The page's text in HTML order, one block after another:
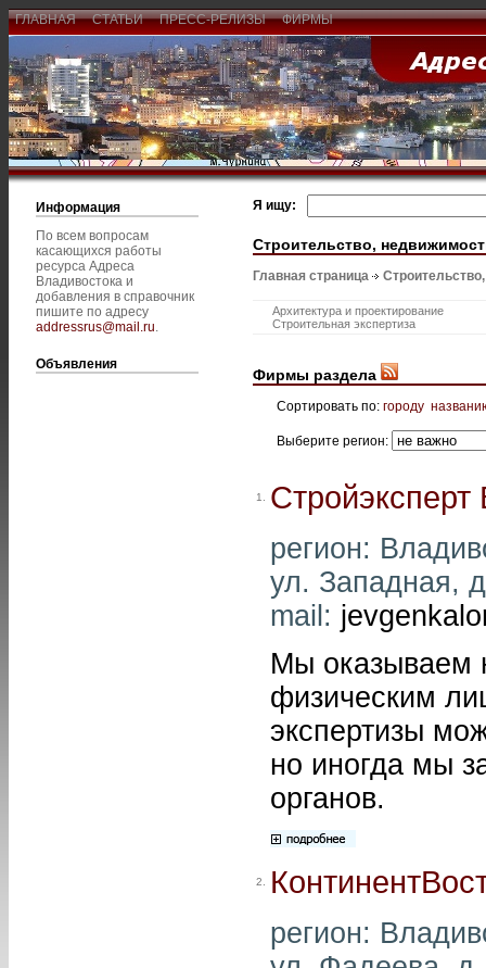
ГЛАВНАЯ СТАТЬИ ПРЕСС-РЕЛИЗЫ ФИРМЫ
Информация
По всем вопросам
касающихся работы
ресурса Адреса
Владивостока и
добавления в справочник
пишите по адресу
addressrus@mail.ru.
Объявления
Я ищу:
Строительство,
Главная страница
Архитектура и проектирование
Строительная экспертиза
Фирмы раздела
Сортировать по: городу
Выберите регион:
1. Стройэксперт
регион:
ул. Западная,
mail:
Мы оказываем
физическим
экспертизы
но иногда мы
органов.
2.
регион: